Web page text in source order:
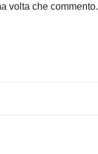
volta che commento.